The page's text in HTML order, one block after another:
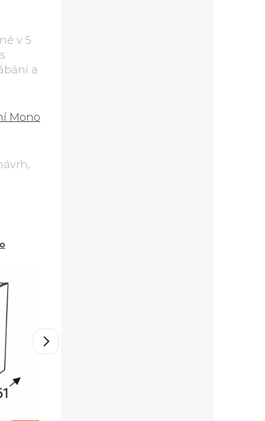
v 5
a
Mono